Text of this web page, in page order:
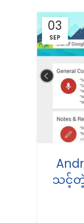
03
SEP
သင့်တဲ့